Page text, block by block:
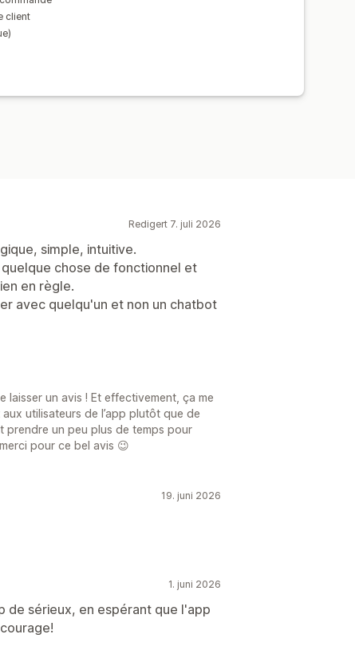
client
Redigert 7. juli 2026
simple, intuitive.
chose de fonctionnel et
en règle.
avec quelqu'un et non un chatbot
laisser un avis ! Et effectivement, ça me
utilisateurs de l’app plutôt que de
prendre un peu plus de temps pour
pour ce bel avis 😉
19. juni 2026
1. juni 2026
de sérieux, en espérant que l'app